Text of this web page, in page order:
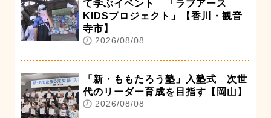
て学ぶイベント 「ラブアース
KIDSプロジェクト」【香川・観音
寺市】
2026/08/08
「新・ももたろう塾」入塾式 次世
代のリーダー育成を目指す【岡山】
2026/08/08